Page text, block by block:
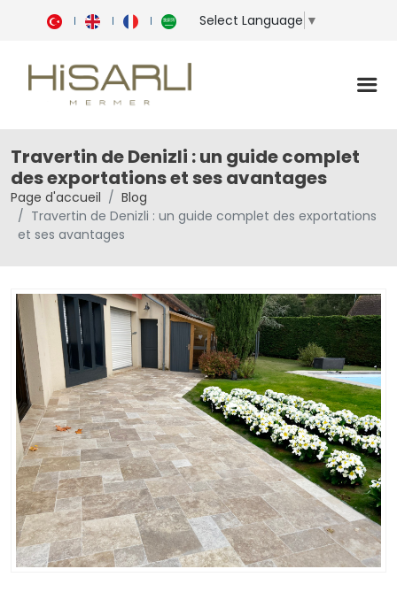
Select Language ▼
Travertin de Denizli : un guide complet
des exportations et ses avantages
Page d'accueil
Blog
Travertin de Denizli : un guide complet des exportations
et ses avantages